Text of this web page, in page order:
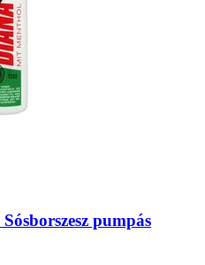
Sósborszesz pumpás